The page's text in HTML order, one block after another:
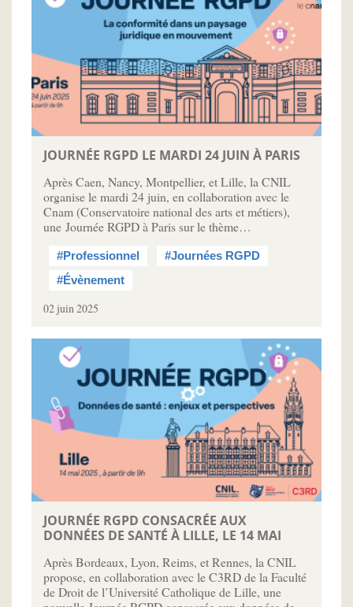
JOURNÉE RGPD LE MARDI 24 JUIN À PARIS
Après Caen, Nancy, Montpellier, et Lille, la CNIL
organise le mardi 24 juin, en collaboration avec le
Cnam (Conservatoire national des arts et métiers),
une Journée RGPD à Paris sur le thème…
#Professionnel
#Journées RGPD
#Évènement
02 juin 2025
JOURNÉE RGPD CONSACRÉE AUX
DONNÉES DE SANTÉ À LILLE, LE 14 MAI
Après Bordeaux, Lyon, Reims, et Rennes, la CNIL
propose, en collaboration avec le C3RD de la Faculté
de Droit de l’Université Catholique de Lille, une